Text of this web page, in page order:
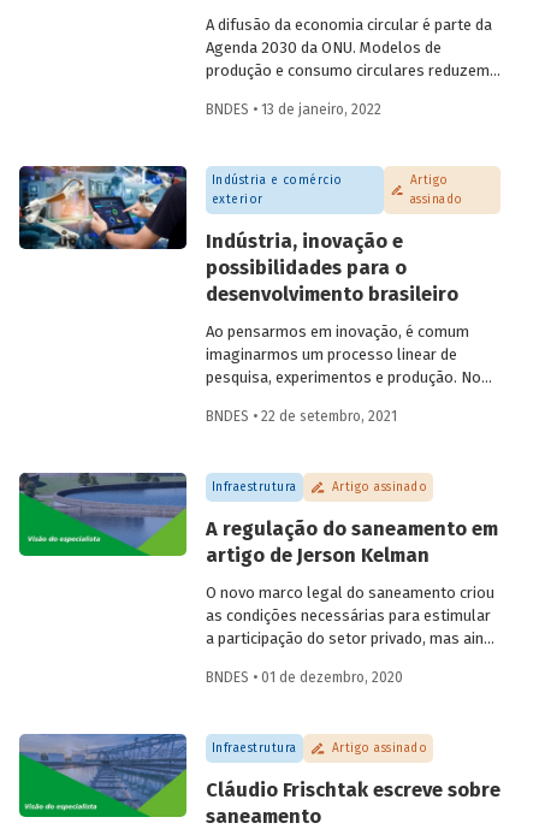
A difusão da economia circular é parte da
Agenda 2030 da ONU. Modelos de
produção e consumo circulares reduzem
naturais não renováveis, auxiliando ainda
da produção de resíduos. Confira um
resumo do estudo produzido por
analistas do BNDES, que é parte de
publicação sobre economia circular a ser
lançada em fevereiro.
BNDES • 13 de janeiro, 2022
Indústria e comércio
exterior
Artigo
assinado
Indústria, inovação e
possibilidades para o
desenvolvimento brasileiro
Ao pensarmos em inovação, é comum
imaginarmos um processo linear de
pesquisa, experimentos e produção. No
do conhecimento acumulado em
Cristina Costa, economista do BNDES,
trata neste artigo da relação da inovação
oportunidades, estratégias e
possibilidades de fomento ao tema.
BNDES • 22 de setembro, 2021
Infraestrutura Artigo assinado
A regulação do saneamento em
artigo de Jerson Kelman
O novo marco legal do saneamento criou
as condições necessárias para estimular
a participação do setor privado, mas ainda
garantam a boa regulação dos serviços
Desenvolvimento, o especialista Jerson
Kelman explica o papel atribuído à
Agência Nacional de Aguas (ANA) e
esclarece como ela pode influenciar na
expansão dos investimentos e do acesso
BNDES • 01 de dezembro, 2020
Infraestrutura Artigo assinado
Cláudio Frischtak escreve sobre
saneamento